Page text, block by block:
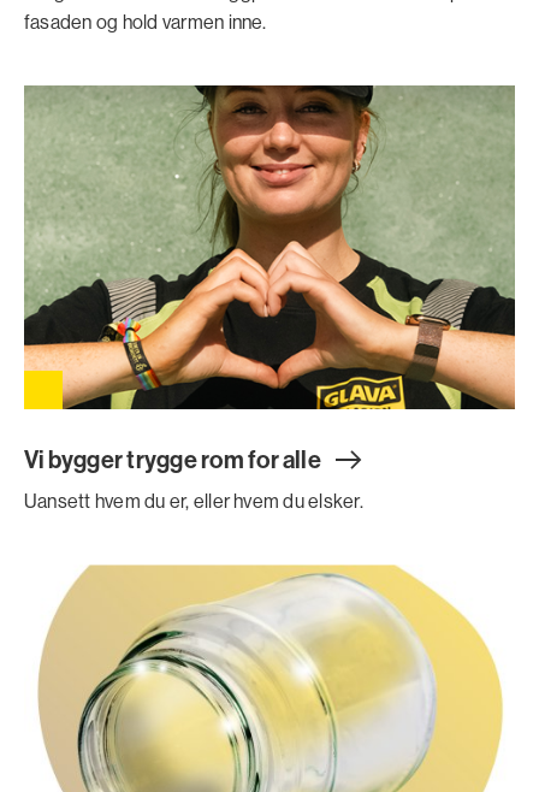
fasaden og hold varmen inne.
Vi bygger trygge rom for alle
Uansett hvem du er, eller hvem du elsker.